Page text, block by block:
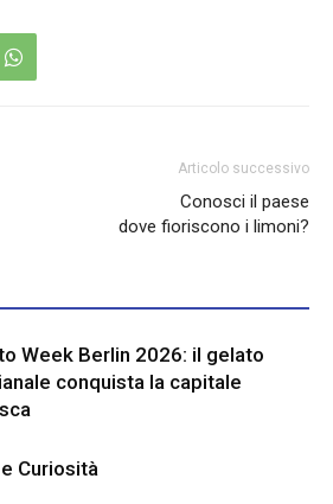
Articolo successivo
Conosci il paese
dove fioriscono i limoni?
Week Berlin 2026: il gelato
conquista la capitale
Curiosità